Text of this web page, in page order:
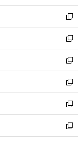
開
く
ウ
で
開
く
ン
ド
ウ
で
開
く
新
し
い
ウ
ィ
ン
ド
ウ
で
開
く
新
し
い
ウ
ィ
ン
ド
ウ
で
開
新
し
い
ウ
ィ
ン
ド
ウ
新
し
い
ウ
ィ
ン
新
し
い
ウ
新
し